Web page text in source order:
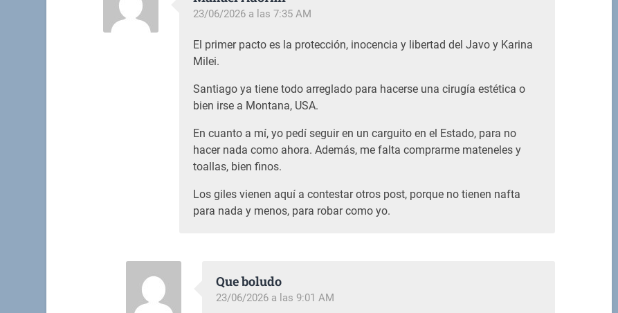
23/06/2026 a las 7:35 AM
El primer pacto es la protección, inocencia y libertad del Javo y Karina
Milei.
Santiago ya tiene todo arreglado para hacerse una cirugía estética o
bien irse a Montana, USA.
En cuanto a mí, yo pedí seguir en un carguito en el Estado, para no
hacer nada como ahora. Además, me falta comprarme mateneles y
toallas, bien finos.
Los giles vienen aquí a contestar otros post, porque no tienen nafta
para nada y menos, para robar como yo.
Que boludo
23/06/2026 a las 9:01 AM